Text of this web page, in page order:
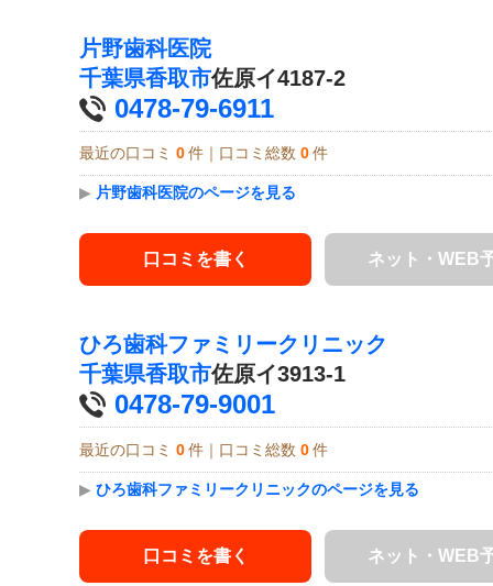
片野歯科医院
千葉県香取市佐原イ4187-2
0478-79-6911
最近の口コミ 0 件｜口コミ総数 0 件
▶ 片野歯科医院のページを見る
口コミを書く ネット・WEB
ひろ歯科ファミリークリニック
千葉県香取市佐原イ3913-1
0478-79-9001
最近の口コミ 0 件｜口コミ総数 0 件
▶ ひろ歯科ファミリークリニックのページを見る
口コミを書く ネット・WEB